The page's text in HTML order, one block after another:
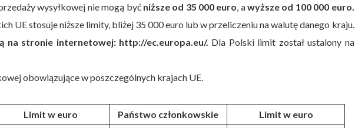
wysyłkowej nie mogą być niższe od 35 000 euro, awyższe od 100 000 euro.
UE stosuje niższe limity, bliżej 35 000 euro lub w przeliczeniu na walutę danego kraju.
na stronie internetowej: http://ec.europa.eu/. Dla Polski limit został ustalony na
obowiązujące w poszczególnych krajach UE.
Limit w euro Państwo członkowskie
Limit w euro